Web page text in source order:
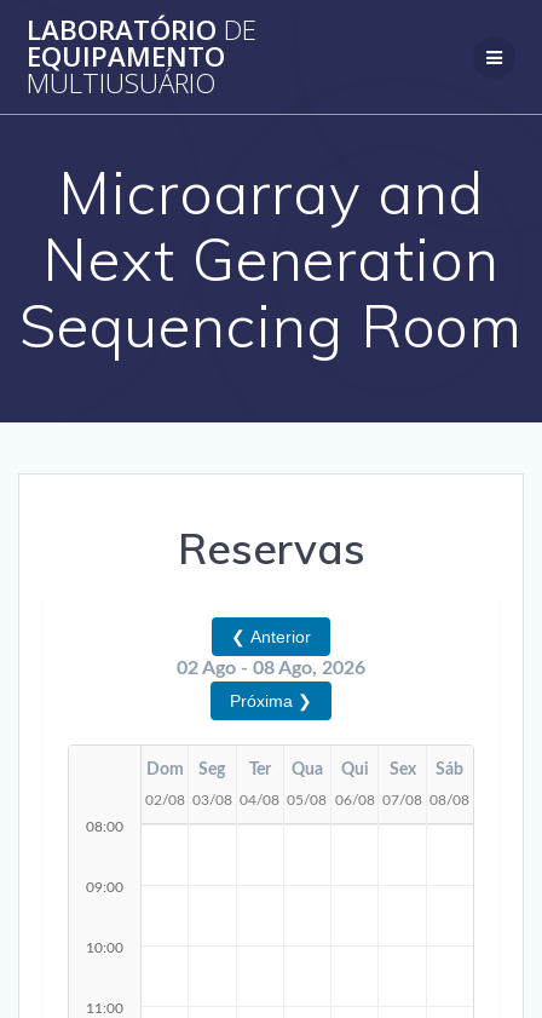
LABORATÓRIO DE
EQUIPAMENTO
MULTIUSUÁRIO
Microarray and
Next Generation
Sequencing Room
Reservas
❮ Anterior
02 Ago - 08 Ago, 2026
Próxima ❯
08:00
09:00
10:00
11:00
Dom
02/08
Seg
03/08
Ter
04/08
Qua
05/08
Qui
06/08
Sex
07/08
Sáb
08/08